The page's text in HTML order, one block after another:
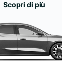
Scopri di più